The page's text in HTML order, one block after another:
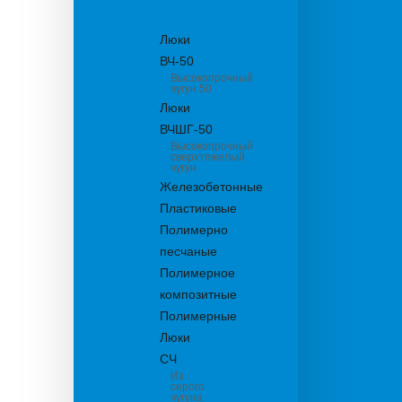
Люки
ВЧ-50
Высокопрочный
чугун 50
Люки
ВЧШГ-50
Высокопрочный
сверхтяжелый
чугун
Железобетонные
Пластиковые
Полимерно
песчаные
Полимерное
композитные
Полимерные
Люки
СЧ
Из
серого
чугуна